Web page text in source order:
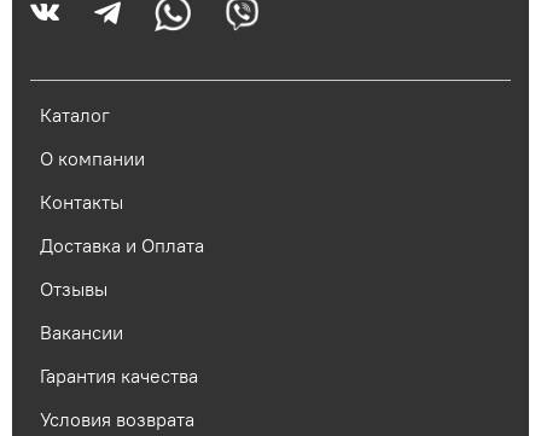
Каталог
О компании
Контакты
Доставка и Оплата
Отзывы
Вакансии
Гарантия качества
Условия возврата